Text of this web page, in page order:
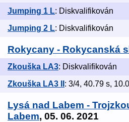
Jumping 1 L: Diskvalifikován
Jumping 2 L: Diskvalifikován
Rokycany - Rokycanská
Zkouška LA3: Diskvalifikován
Zkouška LA3 II : 3/4, 40.79 s,
Lysá nad Labem -
Labem, 05. 06. 2021